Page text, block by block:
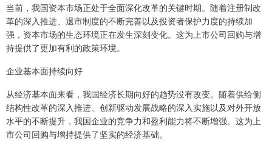
当前，我国资本市场正处于全面深化改革的关键时期。随着注册制改
革的深入推进、退市制度的不断完善以及投资者保护力度的持续加
强，资本市场的生态环境正在发生深刻变化。这为上市公司回购与增
持提供了更加有利的政策环境。
企业基本面持续向好
从经济基本面来看，我国经济长期向好的趋势没有改变。随着供给侧
结构性改革的深入推进、创新驱动发展战略的深入实施以及对外开放
水平的不断提升，我国企业的竞争力和盈利能力将不断增强。这为上
市公司回购与增持提供了坚实的经济基础。